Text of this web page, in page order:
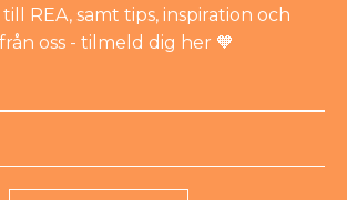
REA, samt tips, inspiration och
oss - tilmeld dig her 🧡